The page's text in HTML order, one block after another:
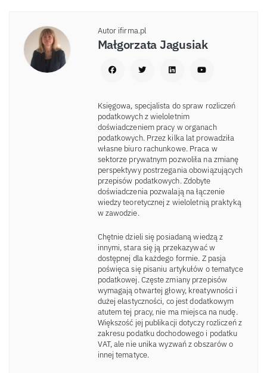
Autor ifirma.pl
Małgorzata Jagusiak
Księgowa, specjalista do spraw rozliczeń
podatkowych z wieloletnim
doświadczeniem pracy w organach
podatkowych. Przez kilka lat prowadziła
własne biuro rachunkowe. Praca w
sektorze prywatnym pozwoliła na zmianę
perspektywy postrzegania obowiązujących
przepisów podatkowych. Zdobyte
doświadczenia pozwalają na łączenie
wiedzy teoretycznej z wieloletnią praktyką
w zawodzie.
Chętnie dzieli się posiadaną wiedzą z
innymi, stara się ją przekazywać w
dostępnej dla każdego formie. Z pasja
poświęca się pisaniu artykułów o tematyce
podatkowej. Częste zmiany przepisów
wymagają otwartej głowy, kreatywności i
dużej elastyczności, co jest dodatkowym
atutem tej pracy, nie ma miejsca na nudę.
Większość jej publikacji dotyczy rozliczeń z
zakresu podatku dochodowego i podatku
VAT, ale nie unika wyzwań z obszarów o
innej tematyce.